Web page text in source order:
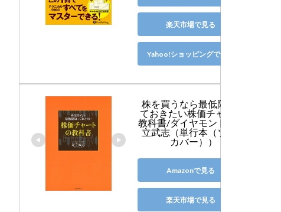
楽天市場で見る
Yahoo!ショッピングで見る
株を買うなら最低限知っ
ておきたい株価チャ-トの
教科書/ダイヤモンド社/足
立武志（単行本（ソフト
カバー））
Amazonで見る
楽天市場で見る